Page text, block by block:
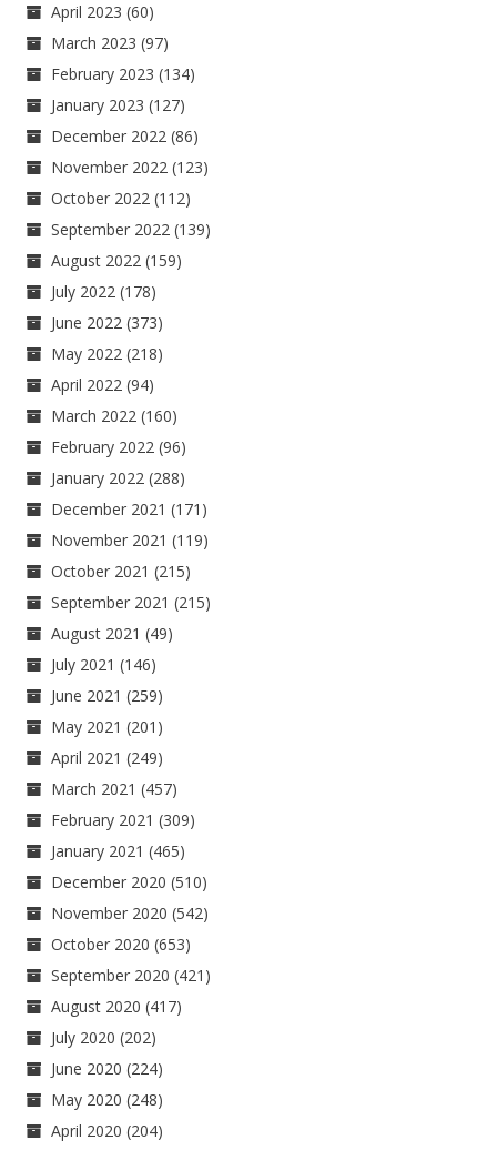
April 2023 (60)
March 2023 (97)
February 2023 (134)
January 2023 (127)
December 2022 (86)
November 2022 (123)
October 2022 (112)
September 2022 (139)
August 2022 (159)
July 2022 (178)
June 2022 (373)
May 2022 (218)
April 2022 (94)
March 2022 (160)
February 2022 (96)
January 2022 (288)
December 2021 (171)
November 2021 (119)
October 2021 (215)
September 2021 (215)
August 2021 (49)
July 2021 (146)
June 2021 (259)
May 2021 (201)
April 2021 (249)
March 2021 (457)
February 2021 (309)
January 2021 (465)
December 2020 (510)
November 2020 (542)
October 2020 (653)
September 2020 (421)
August 2020 (417)
July 2020 (202)
June 2020 (224)
May 2020 (248)
April 2020 (204)